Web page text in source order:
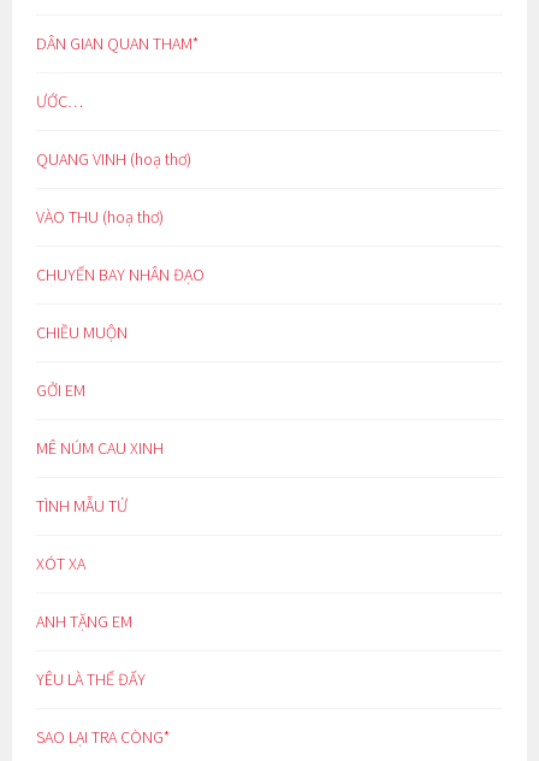
DÂN GIAN QUAN THAM*
ƯỚC…
QUANG VINH (hoạ thơ)
VÀO THU (hoạ thơ)
CHUYẾN BAY NHÂN ĐẠO
CHIỀU MUỘN
GỞI EM
MÊ NÚM CAU XINH
TÌNH MẪU TỬ
XÓT XA
ANH TẶNG EM
YÊU LÀ THẾ ĐẤY
SAO LẠI TRA CÒNG*